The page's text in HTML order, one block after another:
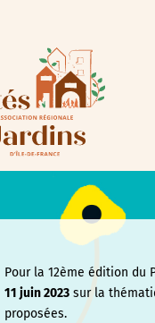
Pour la 12ème édition du
11 juin2023 sur la
proposées.